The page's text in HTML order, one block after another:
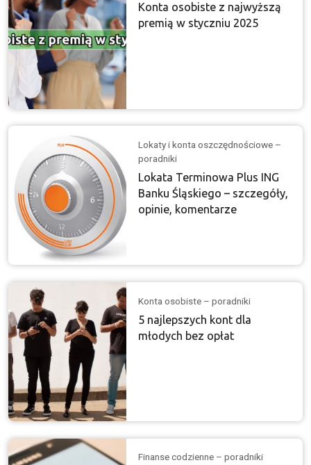
Konta osobiste z najwyższą
premią w styczniu 2025
Lokaty i konta oszczędnościowe –
poradniki
Lokata Terminowa Plus ING
Banku Śląskiego – szczegóły,
opinie, komentarze
Konta osobiste – poradniki
5 najlepszych kont dla
młodych bez opłat
Finanse codzienne – poradniki